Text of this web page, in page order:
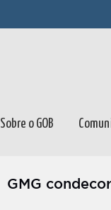
Sobre o GOB
GMG